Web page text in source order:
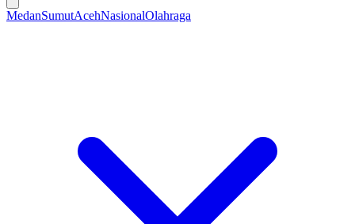
MedanSumutAcehNasionalOlahraga